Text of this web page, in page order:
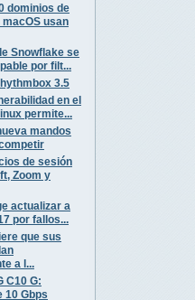
dominios de
usan
Snowflake se
por filt...
3.5
en el
permite...
mandos
de sesión
Zoom y
actualizar a
por fallos...
que sus
a l...
C10 G:
10 Gbps